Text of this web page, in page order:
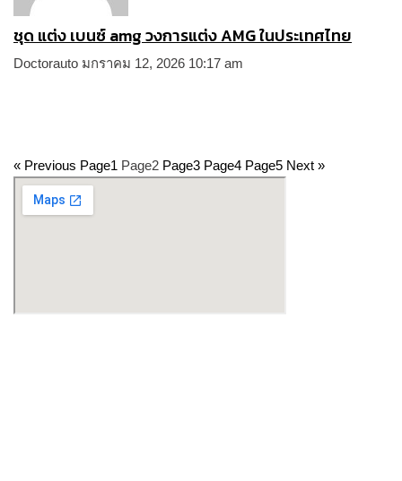
ชุด แต่ง เบนซ์ amg วงการแต่ง AMG ในประเทศไทย
Doctorauto มกราคม 12, 2026 10:17 am
« Previous Page1 Page2 Page3 Page4 Page5 Next »